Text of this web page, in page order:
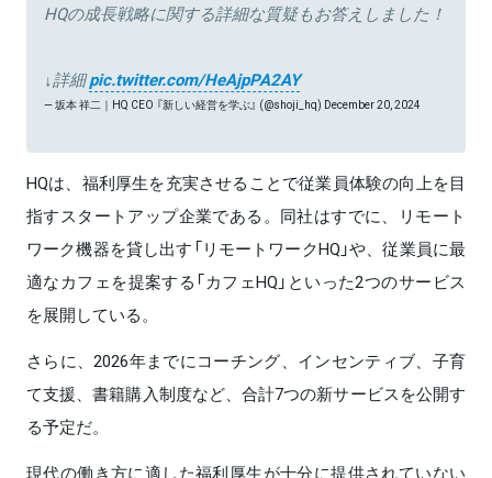
HQの成長戦略に関する詳細な質疑もお答えしました！
↓詳細pic.twitter.com/HeAjpPA2AY
— 坂本 祥二｜HQ CEO 『新しい経営を学ぶ』 (@shoji_hq) December 20, 2024
HQは、福利厚生を充実させることで従業員体験の向上を目
指すスタートアップ企業である。同社はすでに、リモート
ワーク機器を貸し出す「リモートワークHQ」や、従業員に最
適なカフェを提案する「カフェHQ」といった2つのサービス
を展開している。
さらに、2026年までにコーチング、インセンティブ、子育
て支援、書籍購入制度など、合計7つの新サービスを公開す
る予定だ。
現代の働き方に適した福利厚生が十分に提供されていない